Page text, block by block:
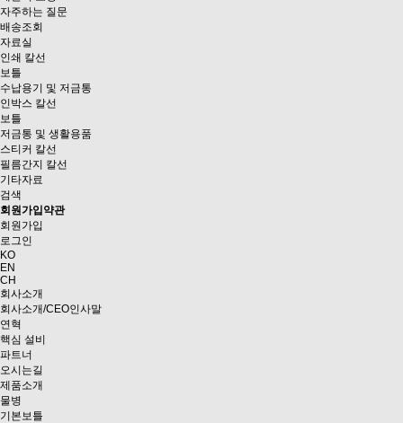
자주하는 질문
배송조회
자료실
인쇄 칼선
보틀
수납용기 및 저금통
인박스 칼선
보틀
저금통 및 생활용품
스티커 칼선
필름간지 칼선
기타자료
검색
회원가입약관
회원가입
로그인
KO
EN
CH
회사소개
회사소개/CEO인사말
연혁
핵심 설비
파트너
오시는길
제품소개
물병
기본보틀